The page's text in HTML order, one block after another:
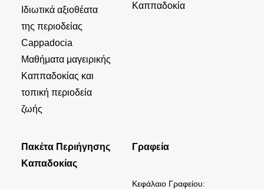
Ιδιωτικά αξιοθέατα
της περιοδείας
Cappadocia
Μαθήματα μαγειρικής
Καππαδοκίας και
τοπική περιοδεία
ζωής
Καππαδοκία
Πακέτα Περιήγησης
Καπαδοκίας
Γραφεία
Κεφάλαιο Γραφείου: